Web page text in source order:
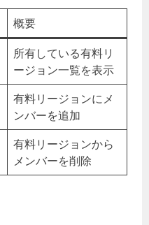
概要
所有している有料リ
ージョン一覧を表示
有料リージョンにメ
ンバーを追加
有料リージョンから
メンバーを削除